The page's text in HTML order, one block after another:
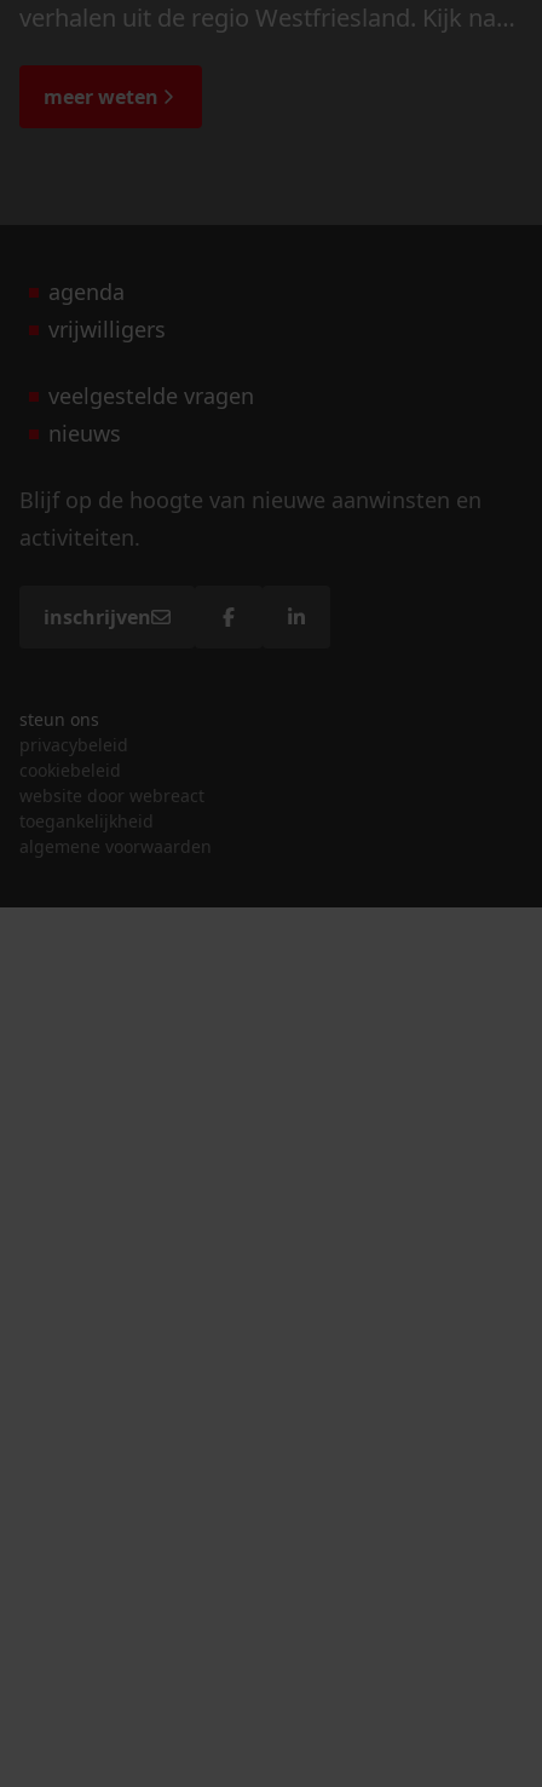
verhalen uit de regio Westfriesland. Kijk naar
de bijzondere verhalen.
meer weten
agenda
vrijwilligers
veelgestelde vragen
nieuws
Blijf op de hoogte van nieuwe aanwinsten en
activiteiten.
inschrijven
steun ons
privacybeleid
cookiebeleid
website door webreact
toegankelijkheid
algemene voorwaarden